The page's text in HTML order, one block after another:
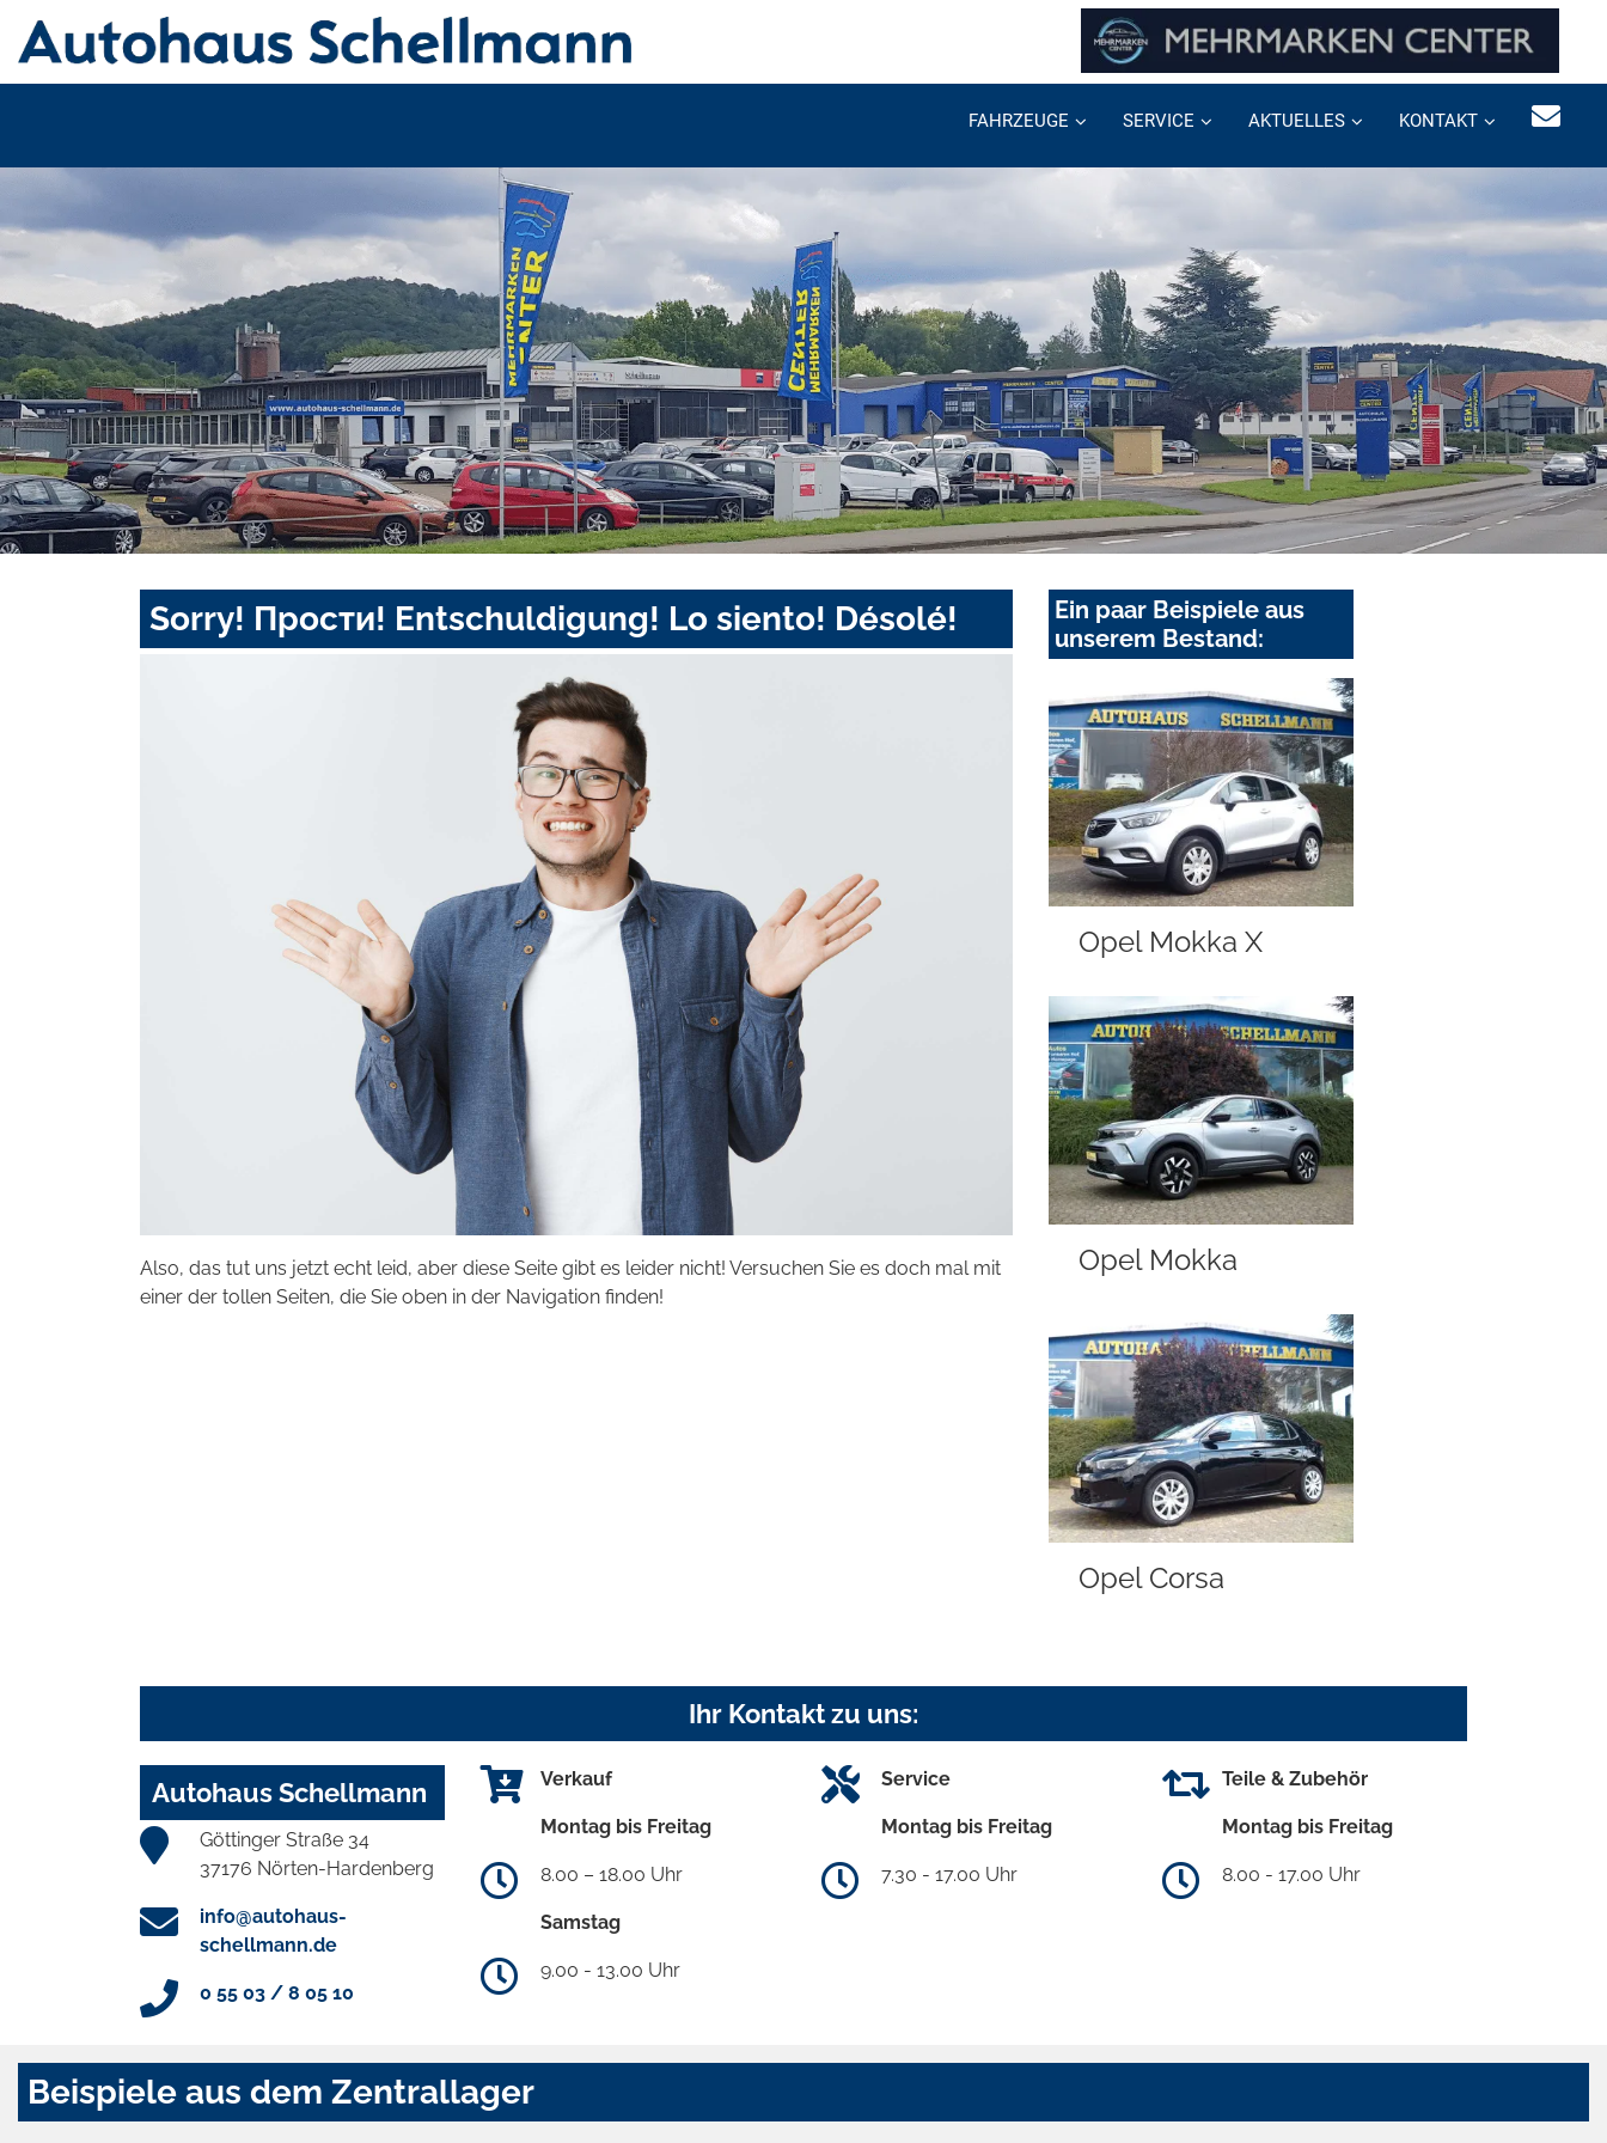
FAHRZEUGE SERVICE AKTUELLES KONTAKT
Sorry! Прости! Entschuldigung! Lo siento! Désolé!
Also, das tut uns jetzt echt leid, aber diese Seite gibt es leider nicht! Versuchen Sie es doch mal mit
einer der tollen Seiten, die Sie oben in der Navigation finden!
Ein paar Beispiele aus
unserem Bestand:
Opel Mokka X
Opel Mokka
Opel Corsa
Ihr Kontakt zu uns:
Autohaus Schellmann
Göttinger Straße 34
37176 Nörten-Hardenberg
info@autohaus-
schellmann.de
0 55 03 / 8 05 10
Verkauf
Montag bis Freitag
8.00 – 18.00 Uhr
Samstag
9.00 - 13.00 Uhr
Service
Montag bis Freitag
7.30 - 17.00 Uhr
Teile & Zubehör
Montag bis Freitag
8.00 - 17.00 Uhr
Beispiele aus dem Zentrallager